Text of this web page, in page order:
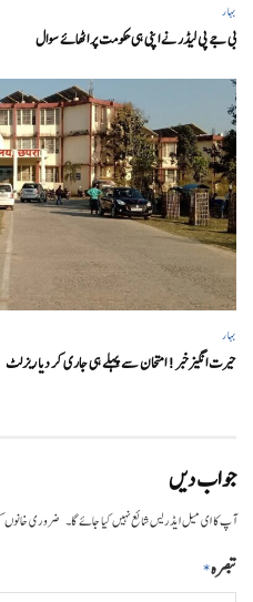
بہار
بی جے پی لیڈر نے اپنی ہی حکومت پر اٹھائے سوال
بہار
حیرت انگیزخبر ! امتحان سے پہلے ہی جاری کر دیا ریزلٹ
جواب دیں
آپ کا ای میل ایڈریس شائع نہیں کیا جائے گا۔ ضروری خانوں
تبصرہ*